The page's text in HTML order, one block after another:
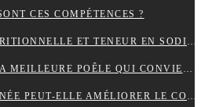
CES COMPÉTENCES ?
CAVIAR : VALEUR NUTRITIONNELLE ET TENEUR EN SODIUM
COMMENT TROUVER LA MEILLEURE POÊLE QUI CONVIENT À VOTRE MAISON ?
COMMENT UNE CHEMINÉE PEUT-ELLE AMÉLIORER LE CONFORT ET L’ESTHÉTIQUE DE VOTRE MAISON ?